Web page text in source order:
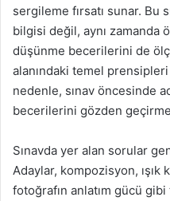
sergileme fırsatı sunar. Bu
bilgisi değil, aynı zamanda
düşünme becerilerini de
alanındaki temel
nedenle, sınav öncesinde
becerilerini gözden
Sınavda yer alan sorular
Adaylar, kompozisyon, ışık
fotoğrafın anlatım gücü